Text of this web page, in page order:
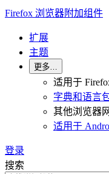
Firefox 浏览器附加组件
扩展
主题
更多…
适用于
字典和语言
其他浏览器
适用于
登录
搜索